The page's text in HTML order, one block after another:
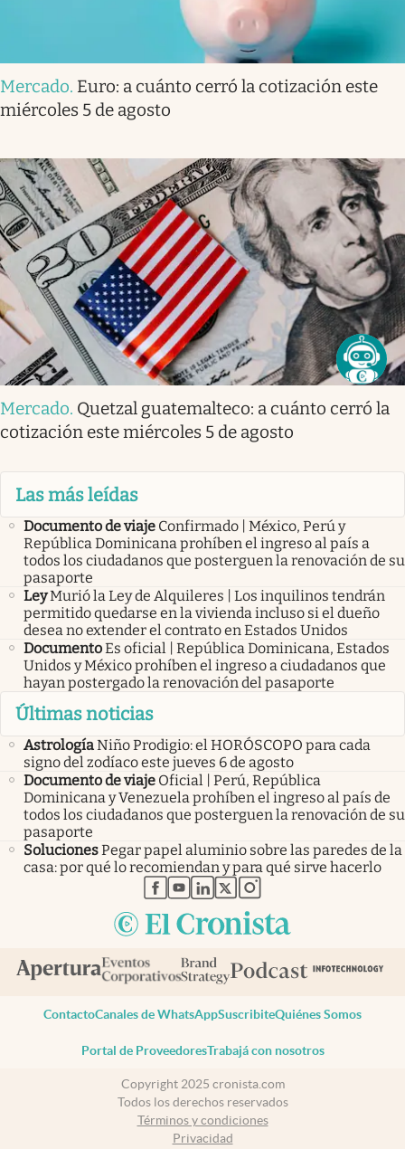
Mercado. Euro: a cuánto cerró la cotización este
miércoles 5 de agosto
Mercado. Quetzal guatemalteco: a cuánto cerró la
cotización este miércoles 5 de agosto
Las más leídas
Documento de viaje Confirmado | México, Perú y
República Dominicana prohíben el ingreso al país a
todos los ciudadanos que posterguen la renovación de su
pasaporte
LeyMurió la Ley de Alquileres | Los inquilinos tendrán
permitido quedarse en la vivienda incluso si el dueño
desea no extender el contrato en Estados Unidos
DocumentoEs oficial | República Dominicana, Estados
Unidos y México prohíben el ingreso a ciudadanos que
hayan postergado la renovación del pasaporte
Últimas noticias
AstrologíaNiño Prodigio: el HORÓSCOPO para cada
signo del zodíaco este jueves 6 de agosto
Documento de viaje Oficial | Perú, República
Dominicana y Venezuela prohíben el ingreso al país de
todos los ciudadanos que posterguen la renovación de su
pasaporte
SolucionesPegar papel aluminio sobre las paredes de la
casa: por qué lo recomiendan y para qué sirve hacerlo
abre en nueva pestaña
abre en nueva pestaña
abre en nueva pestaña
abre en nueva pestaña
abre en nueva pestaña
ContactoCanales de WhatsAppSuscribiteQuiénes Somos
Portal de ProveedoresTrabajá con nosotros
Copyright 2025 cronista.com
Todos los derechos reservados
Términos y condiciones
Privacidad